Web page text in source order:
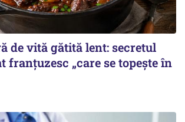
de vită gătită lent: secretul
franțuzesc „care se topește în